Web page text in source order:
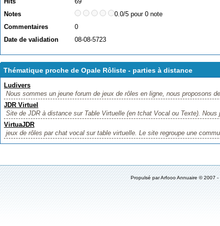
Notes
0.0/5 pour 0 note
Commentaires
0
Date de validation
08-08-5723
Thématique proche de Opale Rôliste - parties à distance
Ludivers
Nous sommes un jeune forum de jeux de rôles en ligne, nous proposons
JDR Virtuel
Site de JDR à distance sur Table Virtuelle (en tchat Vocal ou Texte). Nous
VirtuaJDR
jeux de rôles par chat vocal sur table virtuelle. Le site regroupe une
Propulsé parArfooo Annuaire © 2007